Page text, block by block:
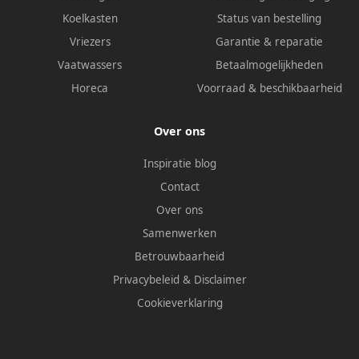
Koelkasten
Vriezers
Vaatwassers
Horeca
Status van bestelling
Garantie & reparatie
Betaalmogelijkheden
Voorraad & beschikbaarheid
Over ons
Inspiratie blog
Contact
Over ons
Samenwerken
Betrouwbaarheid
Privacybeleid & Disclaimer
Cookieverklaring